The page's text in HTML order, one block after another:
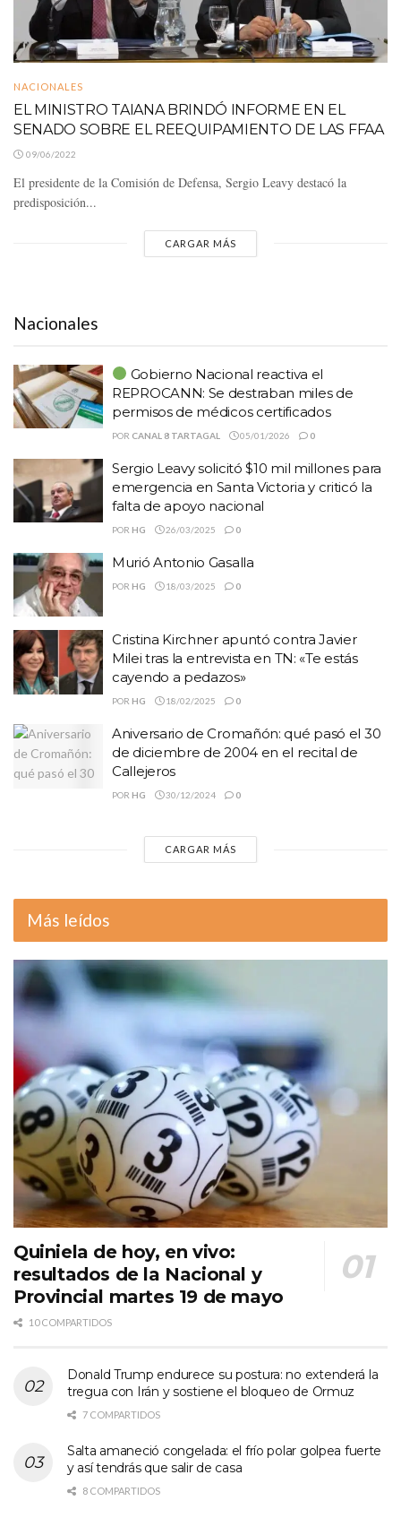
NACIONALES
EL MINISTRO TAIANA BRINDÓ INFORME EN EL
SENADO SOBRE EL REEQUIPAMIENTO DE LAS FFAA
09/06/2022
El presidente de la Comisión de Defensa, Sergio Leavy destacó la
predisposición...
CARGAR MÁS
Nacionales
Gobierno Nacional reactiva el
REPROCANN: Se destraban miles de
permisos de médicos certificados
POR CANAL 8 TARTAGAL 05/01/2026 0
Sergio Leavy solicitó $10 mil millones para
emergencia en Santa Victoria y criticó la
falta de apoyo nacional
POR HG 26/03/2025 0
Murió Antonio Gasalla
POR HG 18/03/2025 0
Cristina Kirchner apuntó contra Javier
Milei tras la entrevista en TN: «Te estás
cayendo a pedazos»
POR HG 18/02/2025 0
Aniversario de Cromañón: qué pasó el 30
de diciembre de 2004 en el recital de
Callejeros
POR HG 30/12/2024 0
CARGAR MÁS
Más leídos
Quiniela de hoy, en vivo:
resultados de la Nacional y
Provincial martes 19 de mayo
10 COMPARTIDOS
Donald Trump endurece su postura: no extenderá la
tregua con Irán y sostiene el bloqueo de Ormuz
7 COMPARTIDOS
Salta amaneció congelada: el frío polar golpea fuerte
y así tendrás que salir de casa
8 COMPARTIDOS